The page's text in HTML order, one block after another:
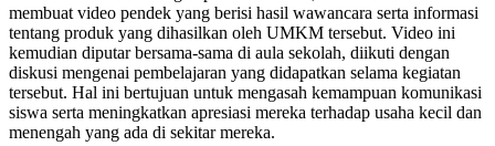
membuat video pendek yang berisi hasil wawancara serta informasi
tentang produk yang dihasilkan oleh UMKM tersebut. Video ini
kemudian diputar bersama-sama di aula sekolah, diikuti dengan
diskusi mengenai pembelajaran yang didapatkan selama kegiatan
tersebut. Hal ini bertujuan untuk mengasah kemampuan komunikasi
siswa serta meningkatkan apresiasi mereka terhadap usaha kecil dan
menengah yang ada di sekitar mereka.